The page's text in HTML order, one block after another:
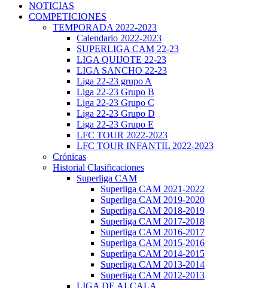
NOTICIAS
COMPETICIONES
TEMPORADA 2022-2023
Calendario 2022-2023
SUPERLIGA CAM 22-23
LIGA QUIJOTE 22-23
LIGA SANCHO 22-23
Liga 22-23 grupo A
Liga 22-23 Grupo B
Liga 22-23 Grupo C
Liga 22-23 Grupo D
Liga 22-23 Grupo E
LFC TOUR 2022-2023
LFC TOUR INFANTIL 2022-2023
Crónicas
Historial Clasificaciones
Superliga CAM
Superliga CAM 2021-2022
Superliga CAM 2019-2020
Superliga CAM 2018-2019
Superliga CAM 2017-2018
Superliga CAM 2016-2017
Superliga CAM 2015-2016
Superliga CAM 2014-2015
Superliga CAM 2013-2014
Superliga CAM 2012-2013
LIGA DE ALCALA